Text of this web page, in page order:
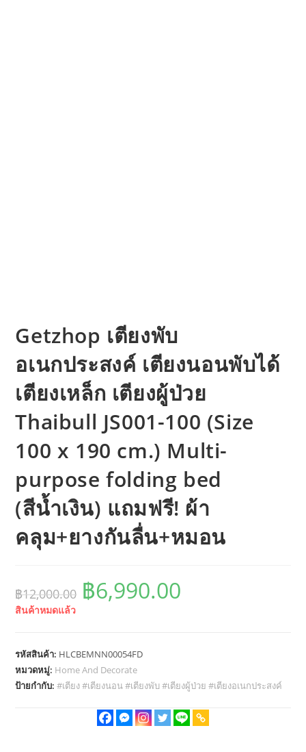
Getzhop เตียงพับ
อเนกประสงค์ เตียงนอนพับได้
เตียงเหล็ก เตียงผู้ป่วย
Thaibull JS001-100 (Size
100 x 190 cm.) Multi-
purpose folding bed
(สีน้ำเงิน) แถมฟรี! ผ้า
คลุม+ยางกันลื่น+หมอน
฿12,000.00
Original
price
was:
฿6,990.00
สินค้าหมดแล้ว
รหัสสินค้า: HLCBEMNN00054FD
หมวดหมู่: Home And Decorate
ป้ายกำกับ:#เตียง #เตียงนอน #เตียงพับ #เตียงผู้ป่วย #เตียงอเนกประสงค์